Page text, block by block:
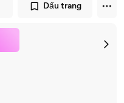
Dấu trang